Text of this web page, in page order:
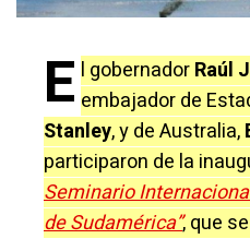
E l gobernadorRaúl
embajador de
Stanley, y de Australia,
participaron de la
Seminario
de Sudamérica”, que